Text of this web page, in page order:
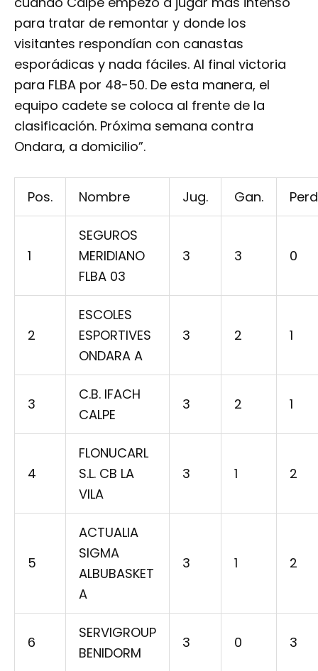
para tratar de remontar y donde los
visitantes respondían con canastas
esporádicas y nada fáciles. Al final victoria
para FLBA por 48-50. De esta manera, el
equipo cadete se coloca al frente de la
clasificación. Próxima semana contra
Ondara, a domicilio”.
Pos. Nombre Jug. Gan.
1
SEGUROS
MERIDIANO
FLBA 03
3 3 0
2
ESCOLES
ESPORTIVES
ONDARA A
3 2 1
3
C.B. IFACH
CALPE
3 2 1
4
FLONUCARL
S.L. CB LA
VILA
3 1 2
5
ACTUALIA
SIGMA
ALBUBASKET
A
3 1 2
6
SERVIGROUP
BENIDORM
3 0 3